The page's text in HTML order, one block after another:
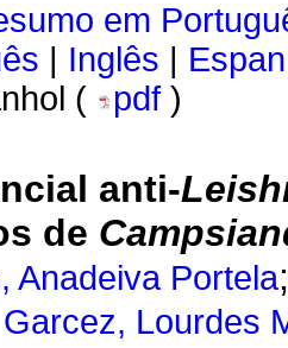
em
Inglês
(
pdf )
anti-
de
Anadeiva Portela
Garcez, Lourdes